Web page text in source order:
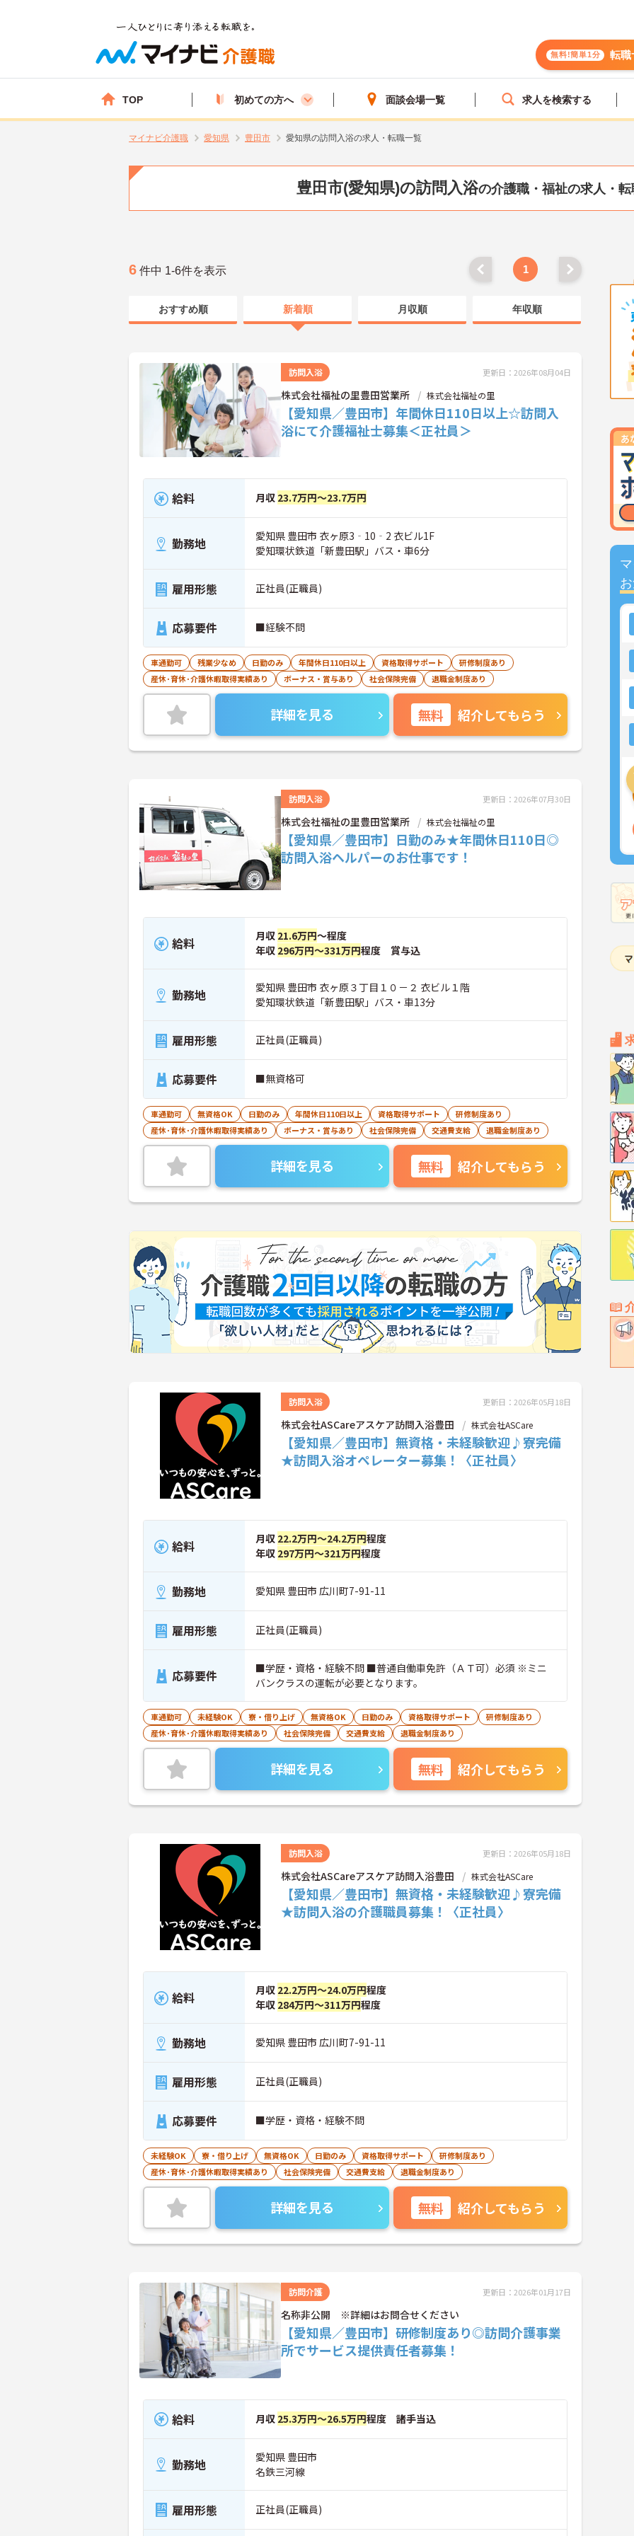
無料!簡単1分 転職
TOP 初めての方へ 面談会場一覧 求人を検索する
マイナビ介護職 愛知県 豊田市 愛知県の訪問入浴の求人・転職一覧
豊田市(愛知県)の訪問入浴の介護職・福祉の求人・転
6 件中 1-6件を表示 1
おすすめ順 新着順 月収順 年収順
訪問入浴 更新日：2026年08月04日
株式会社福祉の里豊田営業所 株式会社福祉の里
【愛知県／豊田市】年間休日110日以上☆訪問入
浴にて介護福祉士募集＜正社員＞
給料 月収 23.7万円～23.7万円
勤務地
愛知県 豊田市 衣ヶ原3‐10‐2 衣ビル1F
愛知環状鉄道「新豊田駅」バス・車6分
雇用形態 正社員(正職員)
応募要件 ■経験不問
車通勤可 残業少なめ 日勤のみ 年間休日110日以上 資格取得サポート
研修制度あり
産休･育休･介護休暇取得実績あり
ボーナス・賞与あり 社会保険完備 退職金制度あり
詳細を見る 無料 紹介してもらう
訪問入浴 更新日：2026年07月30日
株式会社福祉の里豊田営業所 株式会社福祉の里
【愛知県／豊田市】日勤のみ★年間休日110日◎
訪問入浴ヘルパーのお仕事です！
給料 月収 21.6万円～程度
年収 296万円～331万円程度 賞与込
勤務地
愛知県 豊田市 衣ヶ原３丁目１０－２ 衣ビル１階
愛知環状鉄道「新豊田駅」バス・車13分
雇用形態 正社員(正職員)
応募要件 ■無資格可
車通勤可 無資格OK 日勤のみ 年間休日110日以上 資格取得サポート
研修制度あり
産休･育休･介護休暇取得実績あり
ボーナス・賞与あり 社会保険完備 交通費支給 退職金制度あり
詳細を見る 無料 紹介してもらう
訪問入浴 更新日：2026年05月18日
株式会社ASCareアスケア訪問入浴豊田 株式会社ASCare
【愛知県／豊田市】無資格・未経験歓迎♪寮完備
★訪問入浴オペレーター募集！〈正社員〉
給料 月収 22.2万円～24.2万円程度
年収 297万円～321万円程度
勤務地 愛知県 豊田市 広川町7-91-11
雇用形態 正社員(正職員)
応募要件
■学歴・資格・経験不問 ■普通自働車免許（ＡＴ可）必須 ※ミニ
バンクラスの運転が必要となります。
車通勤可 未経験OK 寮・借り上げ 無資格OK 日勤のみ 資格取得サポート
研修制度あり
産休･育休･介護休暇取得実績あり
社会保険完備 交通費支給 退職金制度あり
詳細を見る 無料 紹介してもらう
訪問入浴 更新日：2026年05月18日
株式会社ASCareアスケア訪問入浴豊田 株式会社ASCare
【愛知県／豊田市】無資格・未経験歓迎♪寮完備
★訪問入浴の介護職員募集！〈正社員〉
給料 月収 22.2万円～24.0万円程度
年収 284万円～311万円程度
勤務地 愛知県 豊田市 広川町7-91-11
雇用形態 正社員(正職員)
応募要件 ■学歴・資格・経験不問
未経験OK 寮・借り上げ 無資格OK 日勤のみ 資格取得サポート
研修制度あり
産休･育休･介護休暇取得実績あり
社会保険完備 交通費支給 退職金制度あり
詳細を見る 無料 紹介してもらう
訪問介護 更新日：2026年01月17日
名称非公開 ※詳細はお問合せください
【愛知県／豊田市】研修制度あり◎訪問介護事業
所でサービス提供責任者募集！
給料 月収 25.3万円～26.5万円程度 諸手当込
勤務地
愛知県 豊田市
名鉄三河線
雇用形態 正社員(正職員)